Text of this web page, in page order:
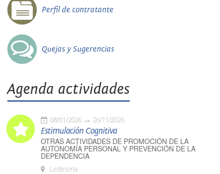
Perfil de contratante
Quejas y Sugerencias
Agenda actividades
08/01/2026 26/11/2026
Estimulación Cognitiva
OTRAS ACTIVIDADES DE PROMOCIÓN DE LA
AUTONOMÍA PERSONAL Y PREVENCIÓN DE LA
DEPENDENCIA
Ledesma